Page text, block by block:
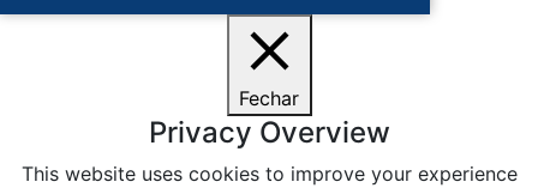
Fechar
Privacy Overview
This website uses cookies to improve your experience